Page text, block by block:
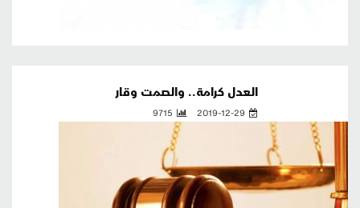
العدل كرامة.. والصمت وقار
2019-12-29
9715